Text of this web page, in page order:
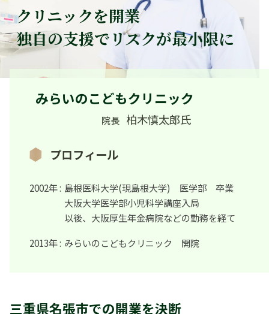
クリニックを開業
独自の支援でリスクが最小限に
みらいのこどもクリニック
院長 柏木慎太郎氏
プロフィール
2002年 : 島根医科大学(現島根大学) 医学部 卒業
大阪大学医学部小児科学講座入局
以後、大阪厚生年金病院などの勤務を経て
2013年 : みらいのこどもクリニック 開院
三重県名張市での開業を決断